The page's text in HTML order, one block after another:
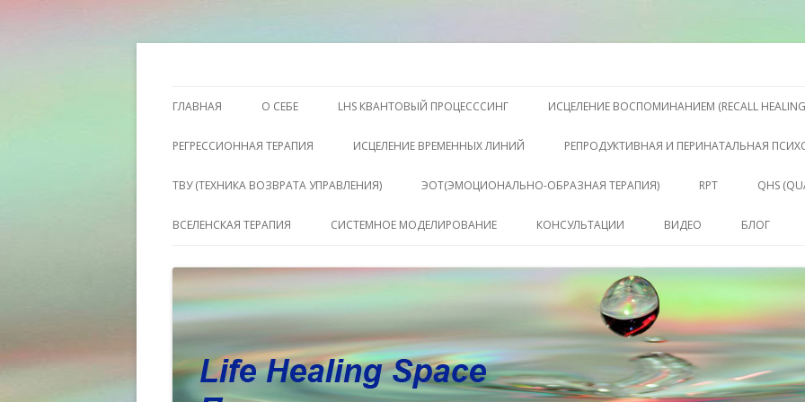
ГЛАВНАЯ О СЕБЕ LHS КВАНТОВЫЙ ПРОЦЕСССИНГ ИСЦЕЛЕНИЕ ВОСПОМИНАНИЕМ (RECALL
РЕГРЕССИОННАЯ ТЕРАПИЯ ИСЦЕЛЕНИЕ ВРЕМЕННЫХ ЛИНИЙ РЕПРОДУКТИВНАЯ И ПЕРИНАТАЛЬНАЯ
ТВУ (ТЕХНИКА ВОЗВРАТА УПРАВЛЕНИЯ) ЭОТ(ЭМОЦИОНАЛЬНО-ОБРАЗНАЯ ТЕРАПИЯ) RPT QHS
ВСЕЛЕНСКАЯ ТЕРАПИЯ СИСТЕМНОЕ МОДЕЛИРОВАНИЕ КОНСУЛЬТАЦИИ
ПАКЕТ СЕССИЙ И
КОНСУЛЬТАЦИЙ
СОПРОВОЖДЕНИЕ
КОУЧИНГ ДО РЕЗУЛЬТАТА
ВИДЕО БЛОГ